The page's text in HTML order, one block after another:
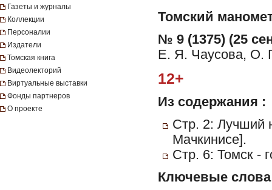
Газеты и журналы
Коллекции
Персоналии
Издатели
Томская книга
Видеолекторий
Виртуальные выставки
Фонды партнеров
О проекте
Томский
№ 9 (1375) (25
Е. Я. Чаусова, О.
12+
Из содержания :
Стр. 2: Лучший
Мачкинисе].
Стр. 6: Томск -
Ключевые слова